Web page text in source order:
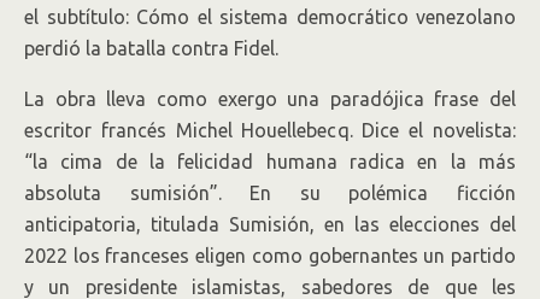
el subtítulo: Cómo el sistema democrático venezolano
perdió la batalla contra Fidel.
La obra lleva como exergo una paradójica frase del
escritor francés Michel Houellebecq. Dice el novelista:
“la cima de la felicidad humana radica en la más
absoluta sumisión”. En su polémica ficción
anticipatoria, titulada Sumisión, en las elecciones del
2022 los franceses eligen como gobernantes un partido
y un presidente islamistas, sabedores de que les